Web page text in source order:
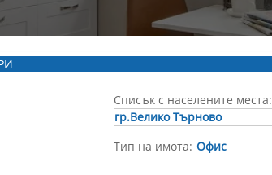
Списък с населените места:
гр.Велико Търново
Тип на имота: Офис